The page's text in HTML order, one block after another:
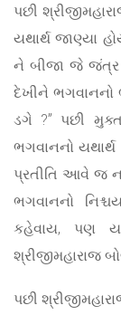
પછી
યથાર્થ જાણ્યા
ને બીજા જે જંત્ર
દેખીને
ડગે ?” પછી
ભગવાનનો
પ્રતીતિ આવે જ
ભગવાનનો
કહેવાય, પણ
શ્રીજીમહારાજ
પછી